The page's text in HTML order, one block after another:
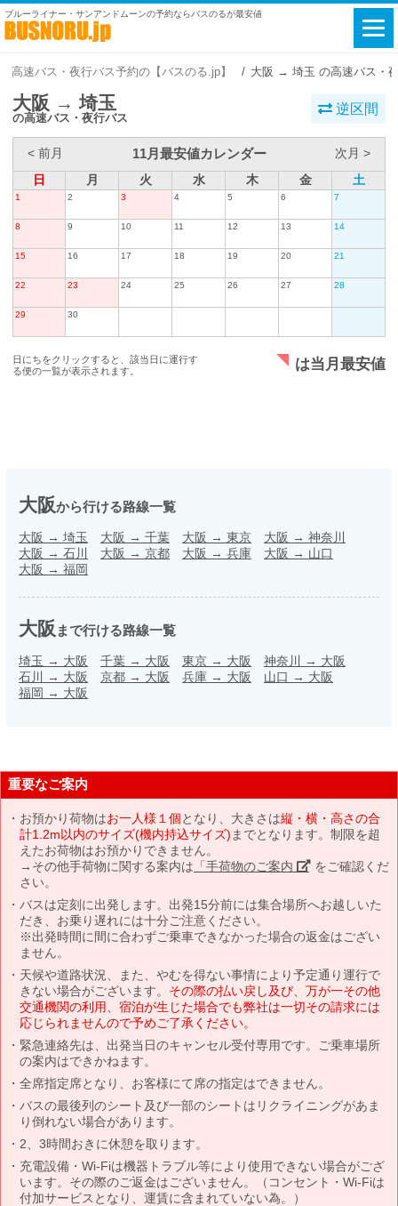
ブルーライナー・サンアンドムーンの予約ならバスのるが最安値
高速バス・夜行バス予約の【バスのる.jp】 大阪 → 埼玉 の高速バス・
大阪 → 埼玉
の高速バス・夜行バス
逆区間
< 前月 11月最安値カレンダー
次月 >
日
月 火 水 木 金 土
1 2 3 4 5 6 7
8 9 10 11 12 13 14
15 16 17 18 19 20 21
22 23 24 25 26 27 28
29 30
日にちをクリックすると、該当日に運行す
る便の一覧が表示されます。
は当月最安値
大阪から行ける路線一覧
大阪 → 埼玉 大阪 → 千葉 大阪 → 東京 大阪 → 神奈川
大阪 → 石川 大阪 → 京都 大阪 → 兵庫 大阪 → 山口
大阪 → 福岡
大阪 まで行ける路線一覧
埼玉 → 大阪 千葉 → 大阪 東京 → 大阪 神奈川 → 大阪
石川 → 大阪 京都 → 大阪 兵庫 → 大阪 山口 → 大阪
福岡 → 大阪
重要なご案内
お預かり荷物はお一人様１個となり、大きさは縦・横・高さの合
計1.2m以内のサイズ(機内持込サイズ) までとなります。制限を超
えたお荷物はお預かりできません。
→その他手荷物に関する案内は 「手荷物のご案内」 をご確認くだ
さい。
バスは定刻に出発します。出発15分前には集合場所へお越しいた
だき、お乗り遅れには十分ご注意ください。
※出発時間に間に合わずご乗車できなかった場合の返金はござい
ません。
天候や道路状況、また、やむを得ない事情により予定通り運行で
きない場合がございます。 その際の払い戻し及び、万が一その他
交通機関の利用、宿泊が生じた場合でも弊社は一切その請求には
応じられませんので予めご了承ください。
緊急連絡先は、出発当日のキャンセル受付専用です。ご乗車場所
の案内はできかねます。
全席指定席となり、お客様にて席の指定はできません。
バスの最後列のシート及び一部のシートはリクライニングがあま
り倒れない場合があります。
2、3時間おきに休憩を取ります。
充電設備・Wi-Fiは機器トラブル等により使用できない場合がござ
います。その際のご返金はございません。（コンセント・Wi-Fiは
付加サービスとなり、運賃に含まれていない為。）